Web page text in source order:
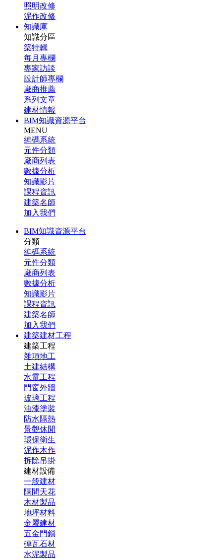
照明改修
泥作改修
知識庫
知識分區
築特輯
每月專欄
專家訪談
設計師專欄
廠商推薦
系列文章
建材情報
BIM知識資源平台
MENU
編碼系統
元件分類
廠商列表
數據分析
知識影片
課程資訊
建築名師
加入我們
BIM知識資源平台
分類
編碼系統
元件分類
廠商列表
數據分析
知識影片
課程資訊
建築名師
加入我們
建築建材工程
建築工程
雜項地工
土建結構
水電工程
門窗外牆
玻璃工程
油漆塗裝
防水隔熱
景觀休閒
環保衛生
泥作木作
拆除吊掛
建材設備
一般建材
隔間天花
木材製品
地坪材料
金屬建材
五金門鎖
磚瓦石材
水泥製品